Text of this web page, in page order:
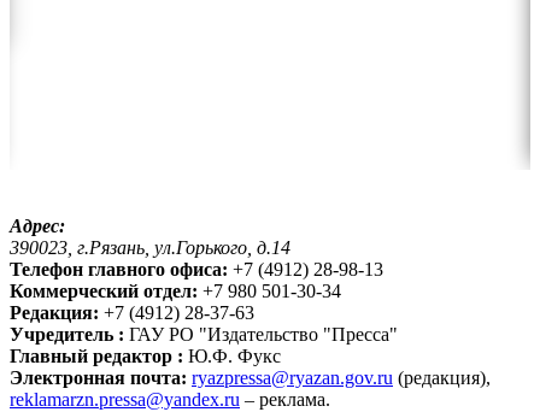
Адрес:
390023, г.Рязань, ул.Горького, д.14
Телефон главного офиса: +7 (4912) 28-98-13
Коммерческий отдел: +7 980 501-30-34
Редакция: +7 (4912) 28-37-63
Учредитель : ГАУ РО "Издательство "Пресса"
Главный редактор : Ю.Ф. Фукс
Электронная почта: ryazpressa@ryazan.gov.ru (редакция),
reklamarzn.pressa@yandex.ru – реклама.